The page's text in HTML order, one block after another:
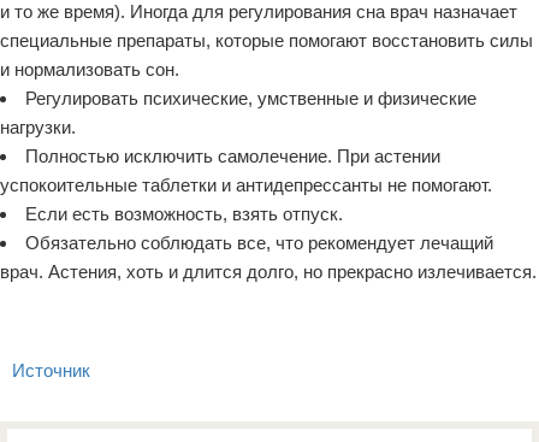
и то же время). Иногда для регулирования сна врач назначает
специальные препараты, которые помогают восстановить силы
и нормализовать сон.
Регулировать психические, умственные и физические
нагрузки.
Полностью исключить самолечение. При астении
успокоительные таблетки и антидепрессанты не помогают.
Если есть возможность, взять отпуск.
Обязательно соблюдать все, что рекомендует лечащий
врач. Астения, хоть и длится долго, но прекрасно излечивается.
Источник